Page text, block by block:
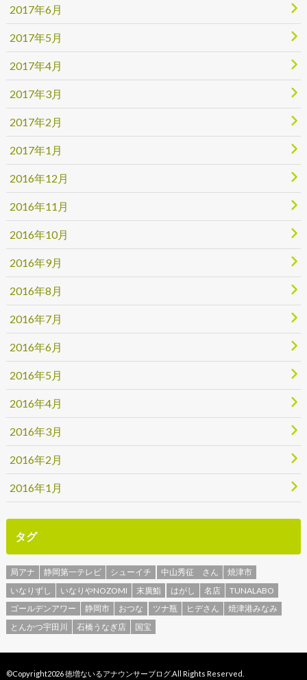
2017年6月
2017年5月
2017年4月
2017年3月
2017年2月
2017年1月
2016年12月
2016年11月
2016年10月
2016年9月
2016年8月
2016年7月
2016年6月
2016年5月
2016年4月
2016年3月
2016年2月
2016年1月
タグ
局アナ 静岡第一テレビ シューイチ 中山秀征 さん
焼津市
いなりずし
いなりやNOZOMI 末廣鮨 はがし 名店
TUNALABO
ゴールデンアワー
静岡市 おつな ツナ瓶 ヒデさん
焼津港みなみ
とんかつ宇田川
石橋うなぎ店 国宝
©Copyright2026徳増ないるアナウンサーブログ.All Rights Reserved.